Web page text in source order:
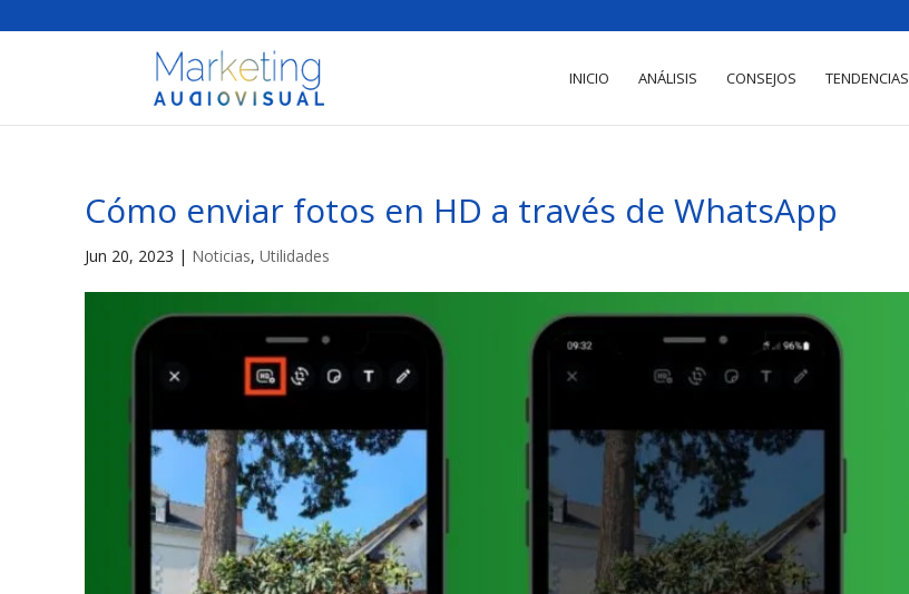
INICIO ANÁLISIS CONSEJOS TENDENCIAS
Cómo enviar fotos en HD a través de WhatsApp
Jun 20, 2023 | Noticias, Utilidades